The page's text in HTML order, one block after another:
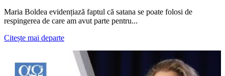
Maria Boldea evidențiază faptul că satana se poate folosi de
respingerea de care am avut parte pentru...
Citește mai departe